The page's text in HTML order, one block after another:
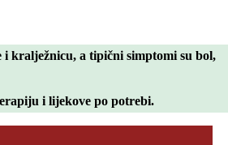
i kralježnicu, a tipični simptomi su bol,
i lijekove po potrebi.